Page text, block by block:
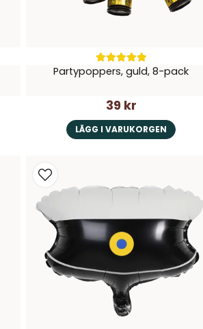
Partypoppers, guld, 8-pack
39 kr
LÄGG I VARUKORGEN